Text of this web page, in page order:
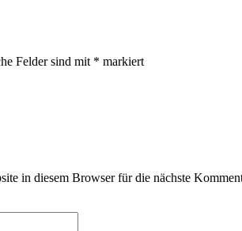
Felder sind mit * markiert
in diesem Browser für die nächste